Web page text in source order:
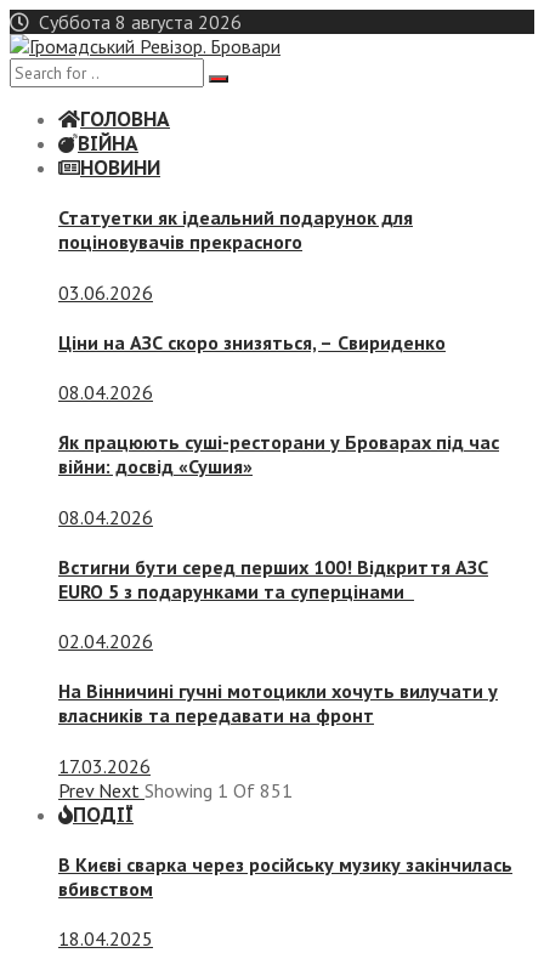
Skip
to
content
Суббота 8 августа 2026
ГОЛОВНА
ВІЙНА
НОВИНИ
Статуетки як ідеальний подарунок для
поціновувачів прекрасного
03.06.2026
Ціни на АЗС скоро знизяться, – Свириденко
08.04.2026
Як працюють суші-ресторани у Броварах під час
війни: досвід «Сушия»
08.04.2026
Встигни бути серед перших 100! Відкриття АЗС
EURO 5 з подарунками та суперцінами
02.04.2026
На Вінничині гучні мотоцикли хочуть вилучати у
власників та передавати на фронт
17.03.2026
Prev Next Showing 1 Of 851
ПОДІЇ
В Києві сварка через російську музику закінчилась
вбивством
18.04.2025